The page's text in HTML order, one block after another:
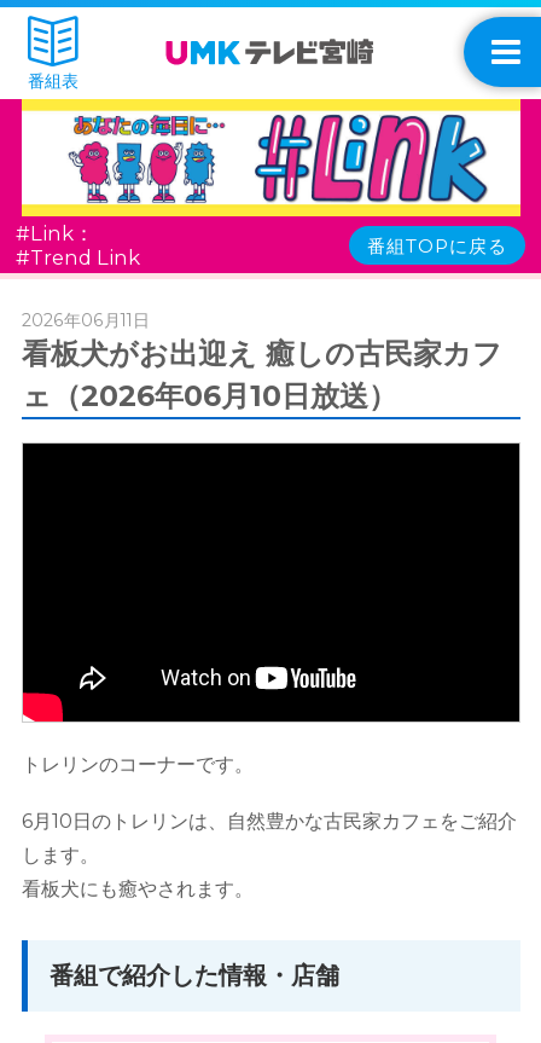
番組表
#Link：
#Trend Link
番組TOPに戻る
2026年06月11日
看板犬がお出迎え 癒しの古民家カフ
ェ（2026年06月10日放送）
トレリンのコーナーです。
6月10日のトレリンは、自然豊かな古民家カフェをご紹介
します。
看板犬にも癒やされます。
番組で紹介した情報・店舗